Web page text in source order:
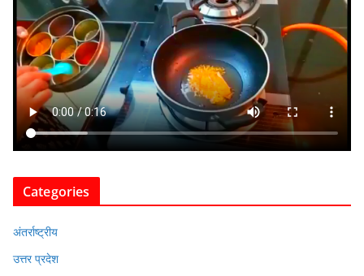
Categories
अंतर्राष्ट्रीय
उत्तर प्रदेश